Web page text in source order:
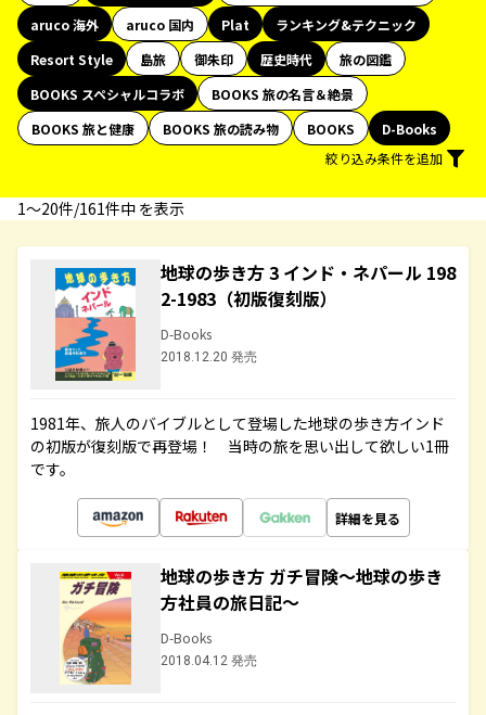
aruco 海外
aruco 国内 Plat
ランキング&テクニック
Resort Style
島旅 御朱印 歴史時代
旅の図鑑
BOOKS スペシャルコラボ
BOOKS 旅の名言＆絶景
BOOKS 旅と健康
BOOKS 旅の読み物 BOOKS
D-Books
絞り込み条件を追加
1〜20件/161件中 を表示
地球の歩き方 3 インド・ネパール 198
2-1983（初版復刻版）
D-Books
2018.12.20 発売
1981年、旅人のバイブルとして登場した地球の歩き方インド
の初版が復刻版で再登場！ 当時の旅を思い出して欲しい1冊
です。
詳細を見る
地球の歩き方 ガチ冒険～地球の歩き
方社員の旅日記～
D-Books
2018.04.12 発売